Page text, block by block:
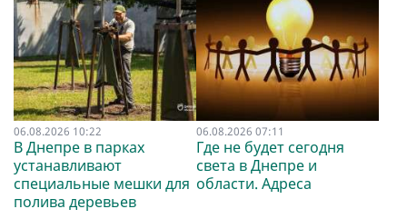
06.08.2026 10:22
В Днепре в парках
устанавливают
специальные мешки для
полива деревьев
06.08.2026 07:11
Где не будет сегодня
света в Днепре и
области. Адреса